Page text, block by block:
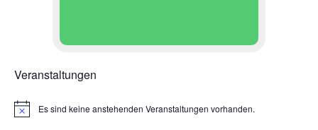
Veranstaltungen
H
Es sind keine anstehenden Veranstaltungen vorhanden.